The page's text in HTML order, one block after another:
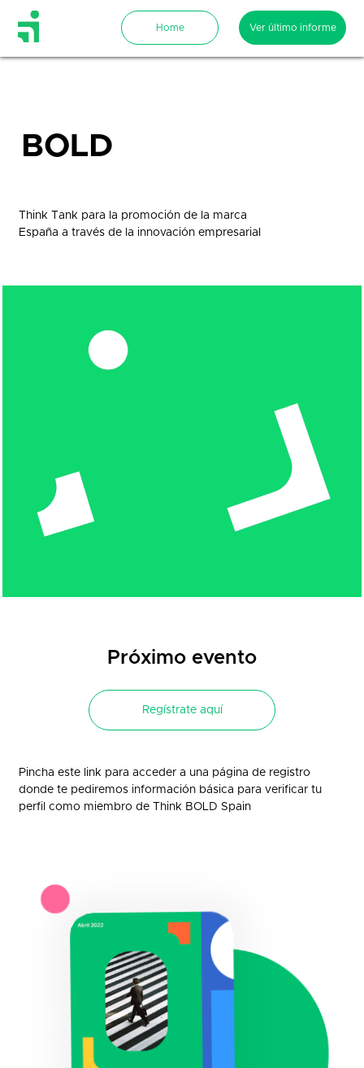
BOLD
Think Tank para la promoción de la marca
España a través de la innovación empresarial
Próximo evento
Pincha este link para acceder a una página de registro
donde te pediremos información básica para verificar tu
perfil como miembro de Think BOLD Spain